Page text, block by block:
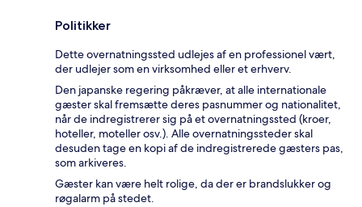
Politikker
Dette overnatningssted udlejes af en professionel vært,
der udlejer som en virksomhed eller et erhverv.
Den japanske regering påkræver, at alle internationale
gæster skal fremsætte deres pasnummer og nationalitet,
når de indregistrerer sig på et overnatningssted (kroer,
hoteller, moteller osv.). Alle overnatningssteder skal
desuden tage en kopi af de indregistrerede gæsters pas,
som arkiveres.
Gæster kan være helt rolige, da der er brandslukker og
røgalarm på stedet.